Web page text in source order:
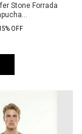
Stone Forrada
% OFF